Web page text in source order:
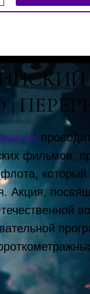
фильмов,
Акция,